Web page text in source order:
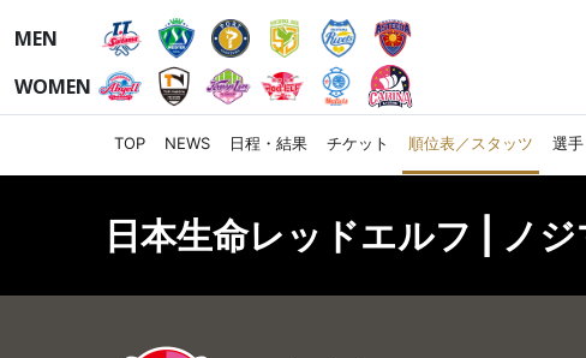
MEN
WOMEN
TOP NEWS 日程・結果 チケット 順位表／スタッツ 選手
日本生命レッドエルフ | ノ